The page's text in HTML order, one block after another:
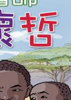
親子玩具
情趣用品